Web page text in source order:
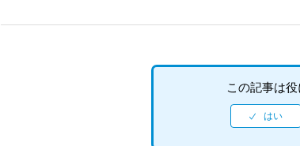
この記事は